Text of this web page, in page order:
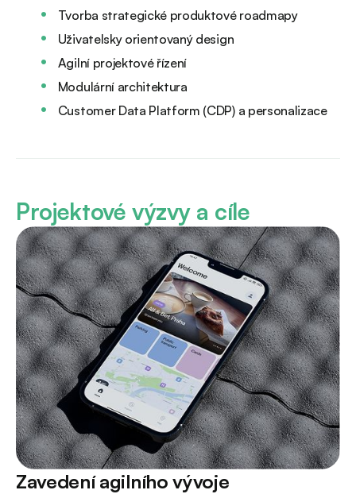
Tvorba strategické produktové roadmapy
Uživatelsky orientovaný design
Agilní projektové řízení
Modulární architektura
Customer Data Platform (CDP) a personalizace
Projektové výzvy a cíle
Zavedení agilního vývoje